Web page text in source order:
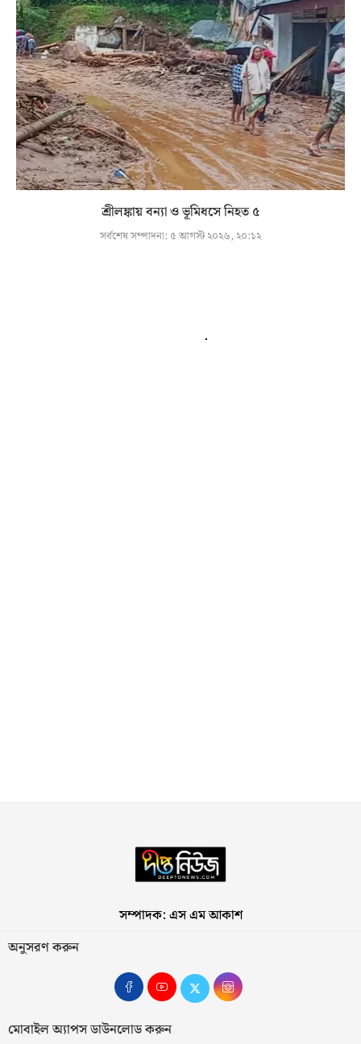
শ্রীলঙ্কায় বন্যা ও ভূমিধসে নিহত ৫
সর্বশেষ সম্পাদনা: ৫ আগস্ট ২০২৬, ২০:১২
সম্পাদক: এস এম আকাশ
অনুসরণ করুন
মোবাইল অ্যাপস ডাউনলোড করুন